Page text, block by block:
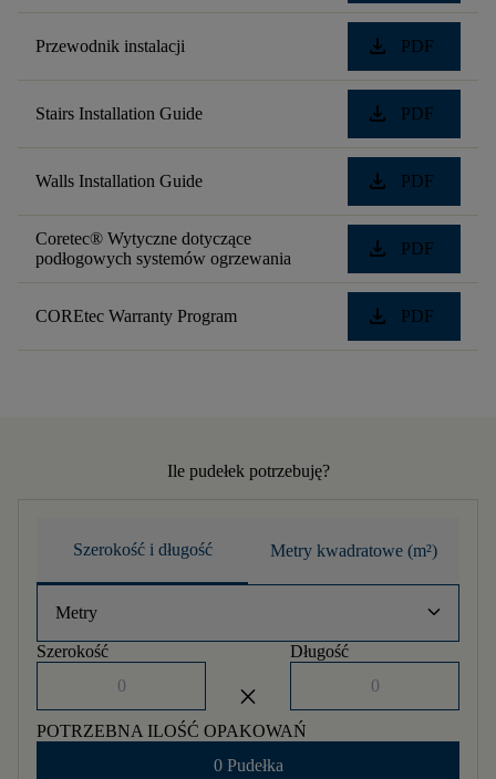
Przewodnik instalacji download PDF
Stairs Installation Guide download PDF
Walls Installation Guide download PDF
Coretec® Wytyczne dotyczące
podłogowych systemów ogrzewania
download PDF
COREtec Warranty Program download PDF
Ile pudełek potrzebuję?
Szerokość i długość Metry kwadratowe (m²)
Metry keyboard_arrow_down
Szerokość
close
Długość
POTRZEBNA ILOŚĆ OPAKOWAŃ
0 Pudełka